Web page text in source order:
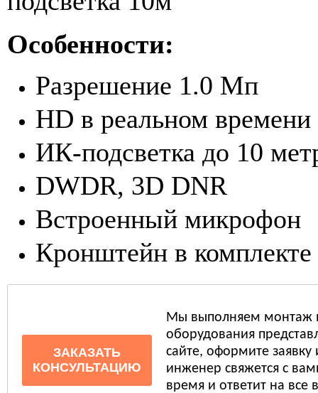
Особенности:
Разрешение 1.0 Мп
HD в реальном времени
ИК-подсветка до 10
DWDR, 3D DNR
Встроенный микрофон
Кронштейн в комплекте
ЗАКАЗАТЬ
КОНСУЛЬТАЦИЮ
Мы выполняем монтаж
оборудования
сайте, оформите
инженер свяжется с
время и ответит на все